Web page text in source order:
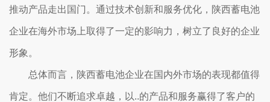
推动产品走出国门。通过技术创新和服务优化，陕西蓄电池
企业在海外市场上取得了一定的影响力，树立了良好的企业
形象。
总体而言，陕西蓄电池企业在国内外市场的表现都值得
肯定。他们不断追求卓越，以..的产品和服务赢得了客户的